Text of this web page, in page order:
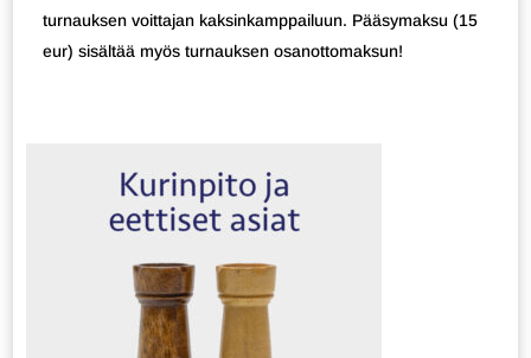
turnauksen voittajan kaksinkamppailuun. Pääsymaksu (15
eur) sisältää myös turnauksen osanottomaksun!